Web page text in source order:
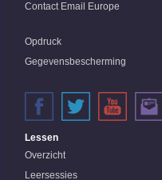
Contact Email Europe
Opdruck
Gegevensbescherming
Lessen
Overzicht
Leersessies